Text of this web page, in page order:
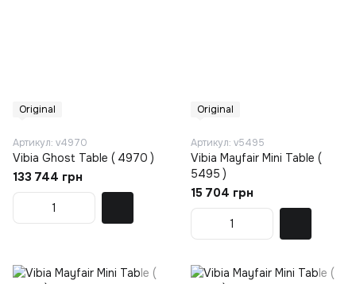
Original
Артикул: v4970
Vibia Ghost Table ( 4970 )
133 744 грн
Original
Артикул: v5495
Vibia Mayfair Mini Table (
5495 )
15 704 грн